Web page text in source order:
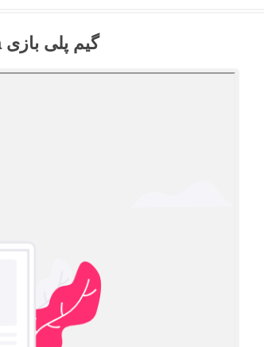
گیم پلی بازی Ghost of Tsushima